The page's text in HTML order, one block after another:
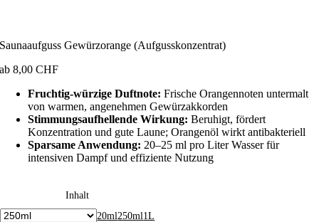
Saunaaufguss Gewürzorange (Aufgusskonzentrat)
ab8,00CHF
Fruchtig-würzige Duftnote: Frische Orangennoten untermalt
von warmen, angenehmen Gewürzakkorden
Stimmungsaufhellende Wirkung: Beruhigt, fördert
Konzentration und gute Laune; Orangenöl wirkt antibakteriell
Sparsame Anwendung: 20–25 ml pro Liter Wasser für
intensiven Dampf und effiziente Nutzung
Inhalt
20ml250ml1L